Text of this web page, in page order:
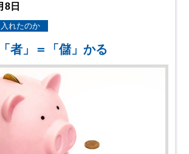
8日
れたのか
者」＝「儲」かる